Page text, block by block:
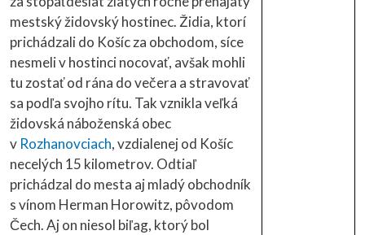
mestský židovský hostinec. Židia, ktorí
prichádzali do Košíc za obchodom, síce
nesmeli v hostinci nocovať, avšak mohli
tu zostať od rána do večera a stravovať
sa podľa svojho rítu. Tak vznikla veľká
židovská náboženská obec
v Rozhanovciach, vzdialenej od Košíc
necelých 15 kilometrov. Odtiaľ
prichádzal do mesta aj mladý obchodník
s vínom Herman Horowitz, pôvodom
Čech. Aj on niesol biľag, ktorý bol